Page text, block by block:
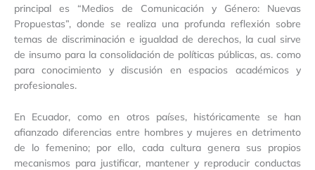
principal es “Medios de Comunicación y Género: Nuevas
Propuestas”, donde se realiza una profunda reflexión sobre
temas de discriminación e igualdad de derechos, la cual sirve
de insumo para la consolidación de políticas públicas, as. como
para conocimiento y discusión en espacios académicos y
profesionales.
En Ecuador, como en otros países, históricamente se han
afianzado diferencias entre hombres y mujeres en detrimento
de lo femenino; por ello, cada cultura genera sus propios
mecanismos para justificar, mantener y reproducir conductas